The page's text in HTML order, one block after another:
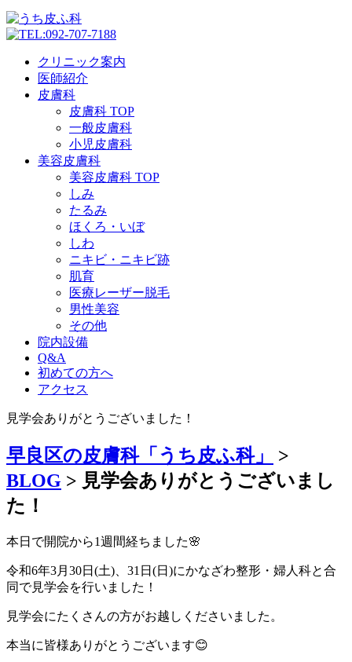
クリニック案内
医師紹介
皮膚科
皮膚科 TOP
一般皮膚科
小児皮膚科
美容皮膚科
美容皮膚科 TOP
しみ
たるみ
ほくろ・いぼ
しわ
ニキビ・ニキビ跡
肌育
医療レーザー脱毛
男性美容
その他
院内設備
Q&A
初めての方へ
アクセス
見学会ありがとうございました！
早良区の皮膚科「うち皮ふ科」
>
BLOG > 見学会ありがとうございまし
た！
本日で開院から1週間経ちました🌸
令和6年3月30日(土)、31日(日)にかなざわ整形・婦人科と合
同で見学会を行いました！
見学会にたくさんの方がお越しくださいました。
本当に皆様ありがとうございます😊